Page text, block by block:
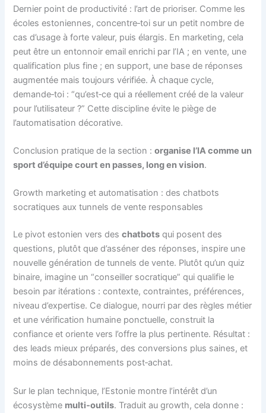
Dernier point de productivité : l’art de prioriser. Comme les
écoles estoniennes, concentre‑toi sur un petit nombre de
cas d’usage à forte valeur, puis élargis. En marketing, cela
peut être un entonnoir email enrichi par l’IA ; en vente, une
qualification plus fine ; en support, une base de réponses
augmentée mais toujours vérifiée. À chaque cycle,
demande‑toi : “qu’est‑ce qui a réellement créé de la valeur
pour l’utilisateur ?” Cette discipline évite le piège de
l’automatisation décorative.
Conclusion pratique de la section :organise l’IA comme un
sport d’équipe court en passes, long en vision.
Growth marketing et automatisation : des chatbots
socratiques aux tunnels de vente responsables
Le pivot estonien vers deschatbots qui posent des
questions, plutôt que d’asséner des réponses, inspire une
nouvelle génération de tunnels de vente. Plutôt qu’un quiz
binaire, imagine un “conseiller socratique” qui qualifie le
besoin par itérations : contexte, contraintes, préférences,
niveau d’expertise. Ce dialogue, nourri par des règles métier
et une vérification humaine ponctuelle, construit la
confiance et oriente vers l’offre la plus pertinente. Résultat :
des leads mieux préparés, des conversions plus saines, et
moins de désabonnements post‑achat.
Sur le plan technique, l’Estonie montre l’intérêt d’un
écosystème multi‑outils. Traduit au growth, cela donne :